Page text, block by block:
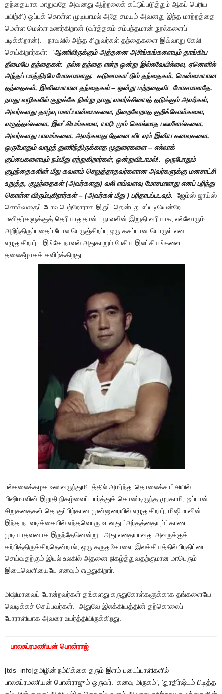
தந்தையாக மாறுவதே அவனது ஆற்றலைக் கட்டுப்படுத்தும் ஆகப் பெரிய
பயிற்சி) ஒப்புக் கொள்ள முடியாமல் அதே சமயம் அவனது இந்த மாற்றத்தை
மெள்ள மெள்ள உணர்கிறான் (வர்த்தகம் சம்பந்தமான் நூல்களைப்
படிக்கிறான்). நாவலில் அந்த சிறுவர்கள் தந்தைகளை இவ்வாறு கேலி
செய்கிறார்கள்: `ஆணிலிருக்கும் அத்தனை அசிங்கங்களையும் தாங்கிய
தீமையே தந்தைகள். நல்ல தந்தை என்ற ஒன்று இல்லவேயில்லை, ஏனெனில்
அந்தப் பாத்திரமே மோசமானது. கடுமைகாட்டும் தந்தைகள், மென்மையான
தந்தைகள், இனிமையான தந்தைகள் – ஒன்று மற்றதைவிட மோசமானதே.
நமது வழிகளில் குறுக்கே நின்று நமது வளர்ச்சியைத் தடுக்கும் அவர்கள்,
அவர்களது தாழ்வு மனப்பான்மைகளை, நிறைவேறாத குறிக்கோள்களை,
வருத்தங்களை, இலட்சியங்களை, யாரிடமும் சொல்லாத பலவீனங்களை,
அவர்களது பாவங்களை, அவர்களது தேனை விடவும் இனிய கனவுகளை,
ஒருபோதும் வாழத் துணிந்திருக்காத மூதுரைகளை – எல்லாக்
குப்பைகளையும் நம்மீது ஏற்றுகிறார்கள், ஒன்றுவிடாமல்!. ஒருபோதும்
குழந்தைகளின் மீது கவனம் செலுத்தாதவர்களான அவர்களுக்கு மனசாட்சி
உறுத்த, குழந்தைகள் (அவர்களது) வலி எவ்வளவு மோசமானது எனப் புரிந்து
கொள்ள விரும்புகிறார்கள் – (அவர்கள் மீது ) பரிதாபப்படவும். ஜேம்ஸ் ஜாய்ஸ்
சொல்வதைப் போல பெற்றோராக இருப்பதென்பது எப்படியென்றே
மனிதர்களுக்குத் தெரியாதுதான். நாவலின் இறுதி வரியாக, எல்லோரும்
அறிந்திருப்பதைப் போல பெருஞ்சிறப்பு ஒரு கசப்பான பொருள் என
எழுதுகிறார். இங்கே நாவல் அதுகாறும் பேசிய இலட்சியங்களை
தலைகீழாகக் கவிழ்க்கிறது.
பல்கலைக்கழக உணவருந்துமிடத்தில் அமர்ந்து தொலைக்காட்சியில்
மிஷிமாவின் இறுதி நிகழ்வைப் பார்த்துக் கொண்டிருந்த முரகாமி, ஜப்பான்
சிறுகதைகள் தொகுப்பிற்கான முன்னுரையில் எழுதுகிறார், மிஷிமாவின்
இந்த நடவடிக்கையில் எந்தவொரு உடனது `அர்தத்தையும்` காண
முடியாதவனாக இருந்தேனென்று. அது எதையாவது அவருக்குக்
கற்பித்திருக்கிறதென்றால், ஒரு கருதுகோளை இலக்கியத்தில் பிரதிட்டை
செய்வதற்கும் இயல் உலகில் அதனை நிகழ்த்துவதற்குமான மாபெரும்
இடைவெளியையே எனவும் எழுதுகிறார்.
மிஷிமாவைப் போன்றவர்கள் தங்களது கருதுகோள்களுக்காக தங்களையே
வெடிக்கச் செய்பவர்கள். அதுவே இலக்கியத்தின் தற்கொலைப்
போராளியாக அவரை உயர்த்தியிருக்கிறது.
– பாலசுப்ரமணியன் பொன்ராஜ்
[tds_info]தமிழின் நம்பிக்கை தரும் இளம் படைப்பாளிகளில்
பாலசுப்ரமணியன் பொன்ராஜும் ஒருவர். ‘கனவு மிருகம்’, ‘துரதிர்ஷ்டம் பிடித்த